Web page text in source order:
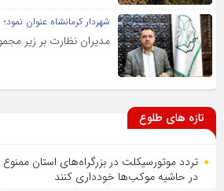
شهردار کرمانشاه عنوان نمود؛
مدیران نظارت بر زیر
تازه های طلوع
تردد موتورسیکلت در بزرگراه‌های استان
در حاشیه موکب‌ها خودداری کنند